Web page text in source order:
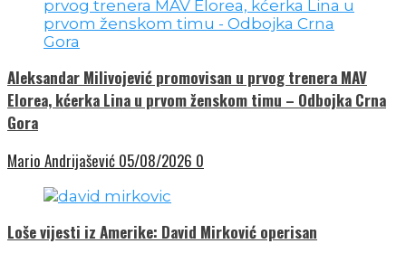
Aleksandar Milivojević promovisan u prvog trenera MAV
Elorea, kćerka Lina u prvom ženskom timu – Odbojka Crna
Gora
Mario Andrijašević 05/08/2026 0
Loše vijesti iz Amerike: David Mirković operisan